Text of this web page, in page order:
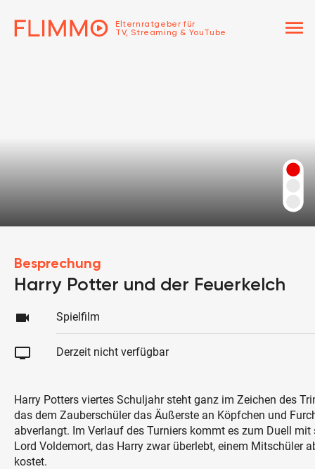
Elternratgeber für
TV, Streaming & YouTube
menu
Besprechung
Harry Potter und der Feuerkelch
videocam Spielfilm
tv Derzeit nicht verfügbar
Harry Potters viertes Schuljahr steht ganz im Zeichen des
das dem Zauberschüler das Äußerste an Köpfchen und
abverlangt. Im Verlauf des Turniers kommt es zum Duell mit
Lord Voldemort, das Harry zwar überlebt, einem Mitschüler
kostet.